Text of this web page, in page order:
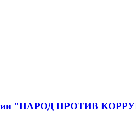
партии "НАРОД ПРОТИВ